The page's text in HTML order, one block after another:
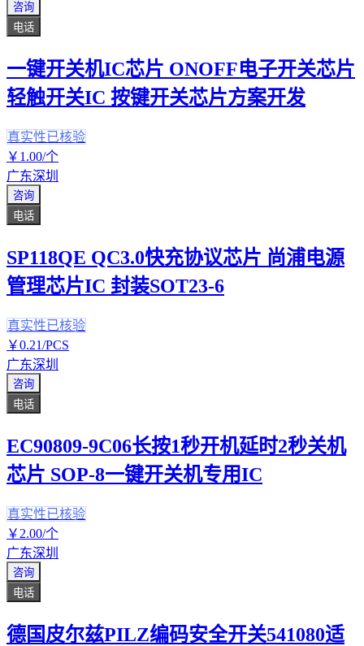
咨询
电话
一键开关机IC芯片 ONOFF电子开关芯片
轻触开关IC 按键开关芯片方案开发
真实性已核验
￥ 1 .00/个
广东深圳
咨询
电话
SP118QE QC3.0快充协议芯片 尚浦电源
管理芯片IC 封装SOT23-6
真实性已核验
￥0.21/PCS
广东深圳
咨询
电话
EC90809-9C06长按1秒开机延时2秒关机
芯片 SOP-8一键开关机专用IC
真实性已核验
￥ 2.00/个
广东深圳
咨询
电话
德国皮尔兹PILZ编码安全开关541080适